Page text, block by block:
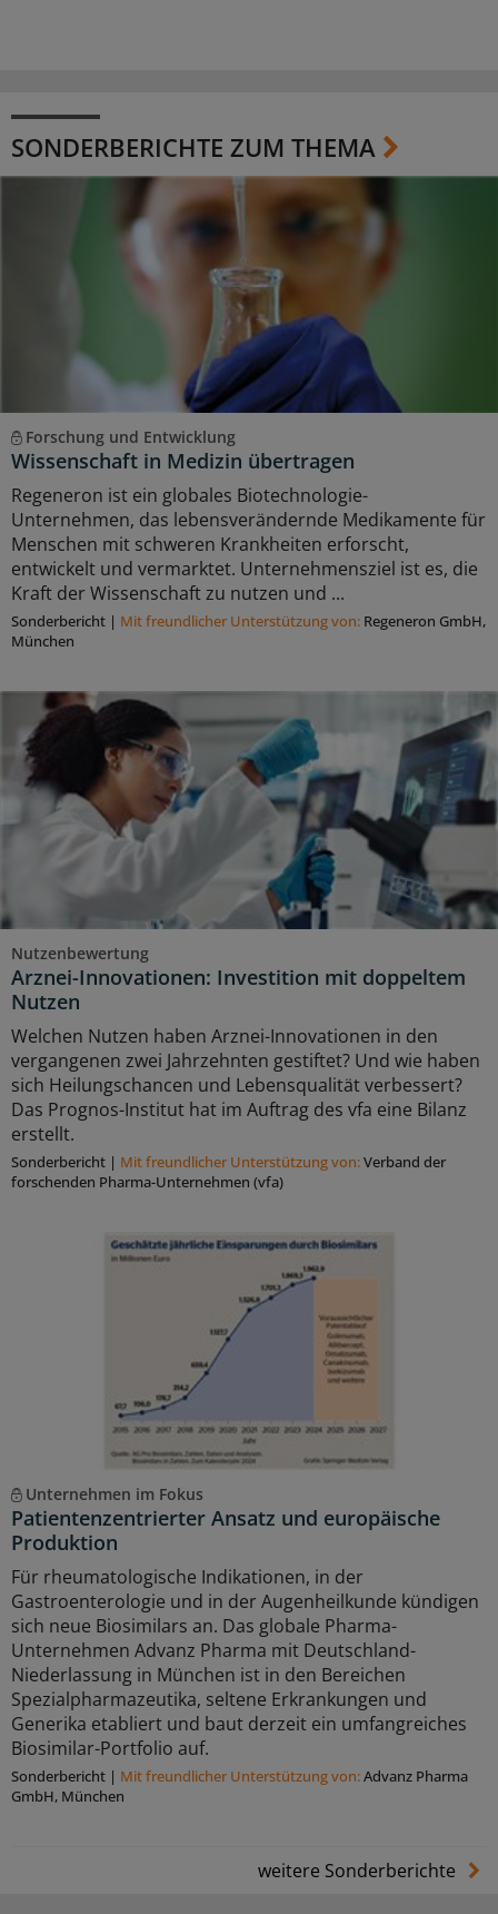
SONDERBERICHTE ZUM THEMA
Forschung und Entwicklung
Wissenschaft in Medizin übertragen
Regeneron ist ein globales Biotechnologie-
Unternehmen, das lebensverändernde Medikamente für
Menschen mit schweren Krankheiten erforscht,
entwickelt und vermarktet. Unternehmensziel ist es, die
Kraft der Wissenschaft zu nutzen und ...
Sonderbericht | Mit freundlicher Unterstützung von: Regeneron GmbH,
München
Nutzenbewertung
Arznei-Innovationen: Investition mit doppeltem
Nutzen
Welchen Nutzen haben Arznei-Innovationen in den
vergangenen zwei Jahrzehnten gestiftet? Und wie haben
sich Heilungschancen und Lebensqualität verbessert?
Das Prognos-Institut hat im Auftrag des vfa eine Bilanz
erstellt.
Sonderbericht | Mit freundlicher Unterstützung von:Verband der
forschenden Pharma-Unternehmen (vfa)
Unternehmen im Fokus
Patientenzentrierter Ansatz und europäische
Produktion
Für rheumatologische Indikationen, in der
Gastroenterologie und in der Augenheilkunde kündigen
sich neue Biosimilars an. Das globale Pharma-
Unternehmen Advanz Pharma mit Deutschland-
Niederlassung in München ist in den Bereichen
Spezialpharmazeutika, seltene Erkrankungen und
Generika etabliert und baut derzeit ein umfangreiches
Biosimilar-Portfolio auf.
Sonderbericht | Mit freundlicher Unterstützung von:Advanz Pharma
GmbH, München
weitere Sonderberichte